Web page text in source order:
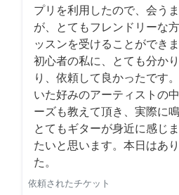
プリを利用したので、会う
が、とてもフレンドリーな
ッスンを受けることができ
初心者の私に、とても分か
り、依頼して良かったです
いた好みのアーティストの
ーズも教えて頂き、実際に
とてもギターが身近に感じ
たいと思います。本日はあ
た。
依頼されたチケット